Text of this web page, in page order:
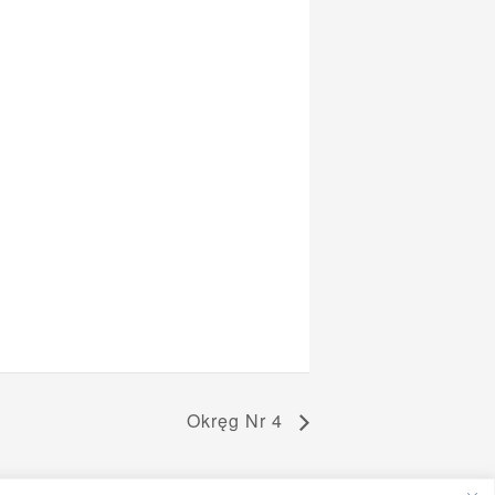
Okręg Nr 4